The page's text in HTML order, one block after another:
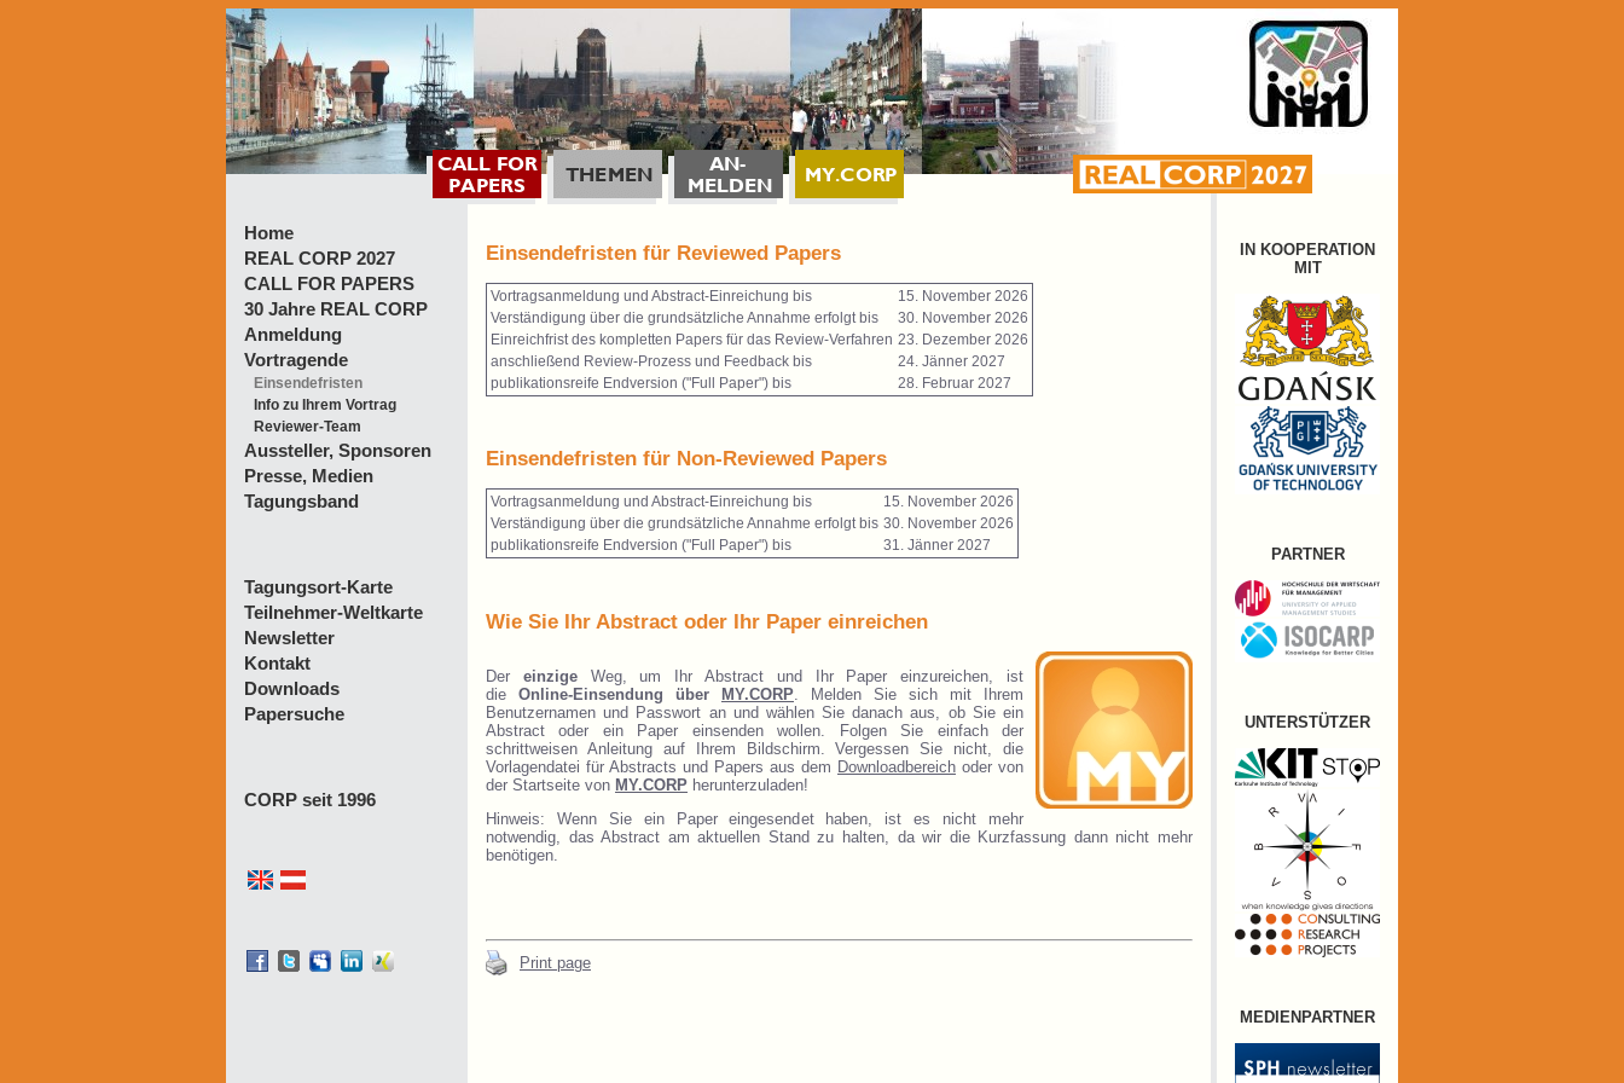
Home
REAL CORP 2027
CALL FOR PAPERS
30 Jahre REAL CORP
Anmeldung
Vortragende
Einsendefristen
Info zu Ihrem Vortrag
Reviewer-Team
Aussteller, Sponsoren
Presse, Medien
Tagungsband
Tagungsort-Karte
Teilnehmer-Weltkarte
Newsletter
Kontakt
Downloads
Papersuche
CORP seit 1996
Einsendefristen für Reviewed Papers
Vortragsanmeldung und Abstract-Einreichung bis
15. November 2026
Verständigung über die grundsätzliche Annahme erfolgt bis
30. November 2026
Einreichfrist des kompletten Papers für das Review-Verfahren 23. Dezember 2026
anschließend Review-Prozess und Feedback bis
24. Jänner 2027
publikationsreife Endversion ("Full Paper") bis
28. Februar 2027
Einsendefristen für Non-Reviewed Papers
Vortragsanmeldung und Abstract-Einreichung bis
15. November 2026
Verständigung über die grundsätzliche Annahme erfolgt bis 30. November 2026
publikationsreife Endversion ("Full Paper") bis
31. Jänner 2027
Wie Sie Ihr Abstract oder Ihr Paper einreichen
Der einzige Weg, um Ihr Abstract und Ihr Paper einzureichen, ist
die Online-Einsendung über MY.CORP . Melden Sie sich mit Ihrem
Benutzernamen und Passwort an und wählen Sie danach aus, ob Sie ein
Abstract oder ein Paper einsenden wollen. Folgen Sie einfach der
schrittweisen Anleitung auf Ihrem Bildschirm. Vergessen Sie nicht, die
Vorlagendatei für Abstracts und Papers aus dem Downloadbereich oder von
der Startseite von MY.CORP herunterzuladen!
Hinweis: Wenn Sie ein Paper eingesendet haben, ist es nicht mehr
notwendig, das Abstract am aktuellen Stand zu halten, da wir die Kurzfassung dann nicht mehr
benötigen.
Print page